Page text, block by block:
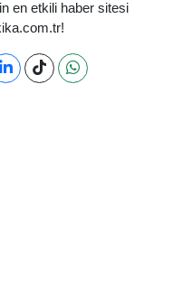
en etkili haber sitesi